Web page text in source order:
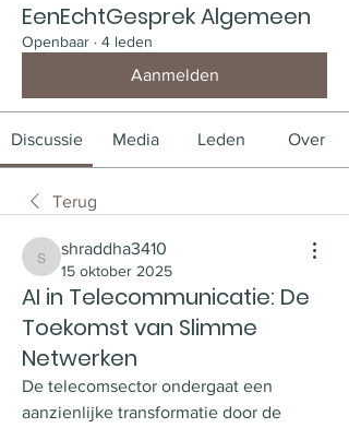
EenEchtGesprek Algemeen
Openbaar · 4 leden
Aanmelden
Discussie Media Leden Over
Terug
shraddha3410
shraddha3410
15 oktober 2025
AI in Telecommunicatie: De
Toekomst van Slimme
Netwerken
De telecomsector ondergaat een
aanzienlijke transformatie door de